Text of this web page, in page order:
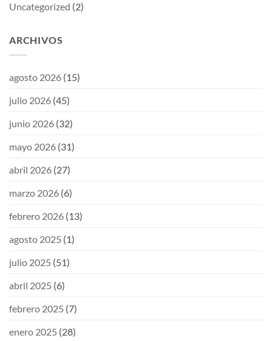
Uncategorized (2)
ARCHIVOS
agosto 2026 (15)
julio 2026 (45)
junio 2026 (32)
mayo 2026 (31)
abril 2026 (27)
marzo 2026 (6)
febrero 2026 (13)
agosto 2025 (1)
julio 2025 (51)
abril 2025 (6)
febrero 2025 (7)
enero 2025 (28)